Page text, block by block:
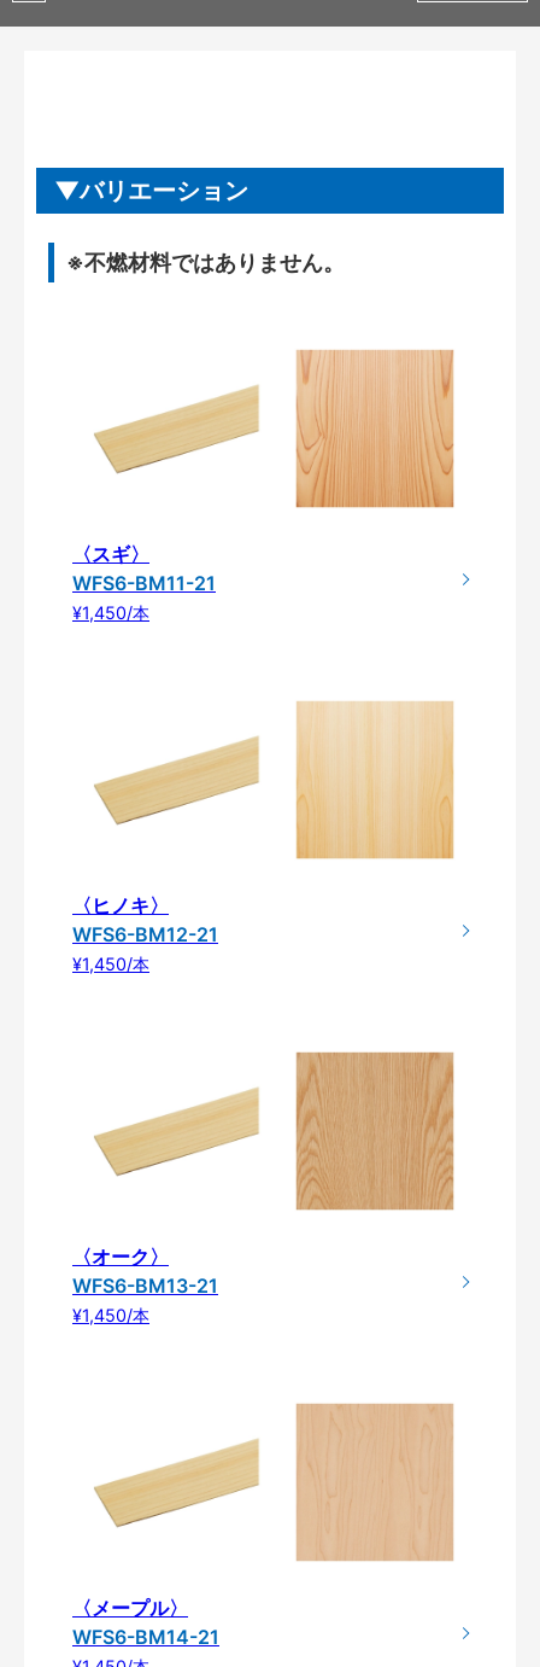
バリエーション
※不燃材料ではありません。
〈スギ〉
WFS6-BM11-21
¥1,450/本
〈ヒノキ〉
WFS6-BM12-21
¥1,450/本
〈オーク〉
WFS6-BM13-21
¥1,450/本
〈メープル〉
WFS6-BM14-21